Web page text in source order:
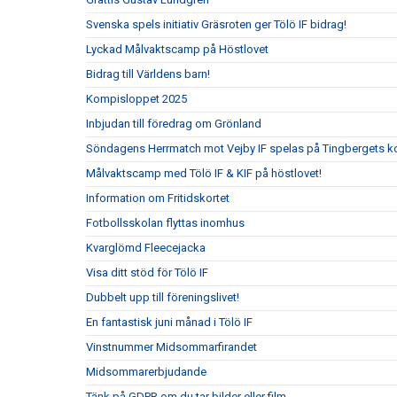
Svenska spels initiativ Gräsroten ger Tölö IF bidrag!
Lyckad Målvaktscamp på Höstlovet
Bidrag till Världens barn!
Kompisloppet 2025
Inbjudan till föredrag om Grönland
Söndagens Herrmatch mot Vejby IF spelas på Tingbergets
Målvaktscamp med Tölö IF & KIF på höstlovet!
Information om Fritidskortet
Fotbollsskolan flyttas inomhus
Kvarglömd Fleecejacka
Visa ditt stöd för Tölö IF
Dubbelt upp till föreningslivet!
En fantastisk juni månad i Tölö IF
Vinstnummer Midsommarfirandet
Midsommarerbjudande